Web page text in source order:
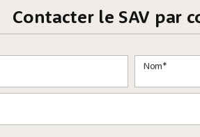
Contacter le SAV par
Nom*